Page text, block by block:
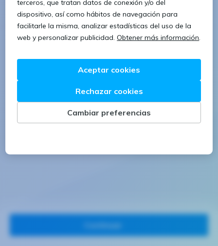
8 caracteres 1 letra minúscula
1 letra mayúscula 1 número